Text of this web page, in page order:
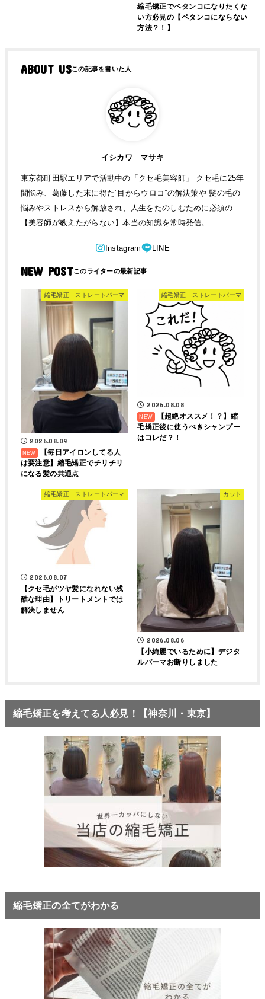
縮毛矯正でペタンコになりたくな
い方必見の【ペタンコにならない
方法？！】
ABOUT US
イシカワ マサキ
東京都町田駅エリアで活動中の「クセ毛美容師」 クセ毛に25年
間悩み、葛藤した末に得た”目からウロコ”の解決策や 髪の毛の
悩みやストレスから解放され、人生をたのしむために必須の
【美容師が教えたがらない】本当の知識を常時発信。
NEW POST
縮毛矯正 ストレートパーマ
2026.08.09
【毎日アイロンしてる人
は要注意】縮毛矯正でチリチリ
になる髪の共通点
縮毛矯正 ストレートパーマ
2026.08.08
【超絶オススメ！？】縮
毛矯正後に使うべきシャンプー
はコレだ？！
縮毛矯正 ストレートパーマ
2026.08.07
【クセ毛がツヤ髪になれない残
酷な理由】トリートメントでは
解決しません
カット
2026.08.06
【小綺麗でいるために】デジタ
ルパーマお断りしました
縮毛矯正を考えてる人必見！【神奈川・東京】
縮毛矯正の全てがわかる